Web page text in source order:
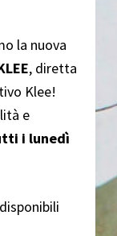
la nuova
, diretta
Klee!
e
i lunedì